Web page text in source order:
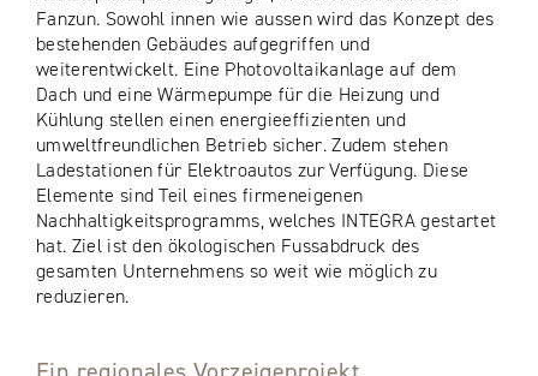
Fanzun. Sowohl innen wie aussen wird das Konzept des
bestehenden Gebäudes aufgegriffen und
weiterentwickelt. Eine Photovoltaikanlage auf dem
Dach und eine Wärmepumpe für die Heizung und
Kühlung stellen einen energieeffizienten und
umweltfreundlichen Betrieb sicher. Zudem stehen
Ladestationen für Elektroautos zur Verfügung. Diese
Elemente sind Teil eines firmeneigenen
Nachhaltigkeitsprogramms, welches INTEGRA gestartet
hat. Ziel ist den ökologischen Fussabdruck des
gesamten Unternehmens so weit wie möglich zu
reduzieren.